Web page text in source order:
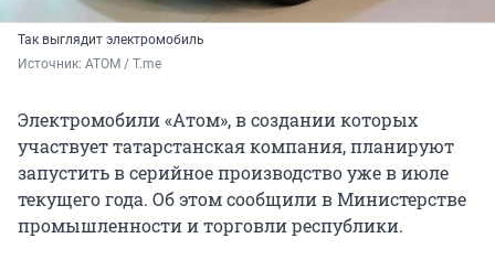
Так выглядит электромобиль
Источник: АТОМ / T.me
Электромобили «Атом», в создании которых
участвует татарстанская компания, планируют
запустить в серийное производство уже в июле
текущего года. Об этом сообщили в Министерстве
промышленности и торговли республики.